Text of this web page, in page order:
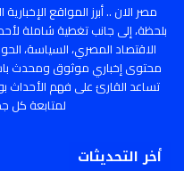
مصر الان .. أبرز المواقع
بلحظة، إلى جانب تغطية شاملة
الاقتصاد المصري، السياسة،
محتوى إخباري موثوق ومحدث
تساعد القارئ على فهم
لمتابعة كل
أخر التحديثات